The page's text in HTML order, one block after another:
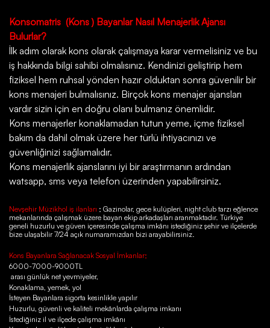
Konsomatris (Kons ) Bayanlar Nasıl Menajerlik Ajansı
Bulurlar?
İlk adım olarak kons olarak çalışmaya karar vermelisiniz ve bu
iş hakkında bilgi sahibi olmalısınız. Kendinizi geliştirip hem
fiziksel hem ruhsal yönden hazır olduktan sonra güvenilir bir
kons menajeri bulmalısınız. Birçok kons menajer ajansları
vardır sizin için en doğru olanı bulmanız önemlidir.
Kons menajerler konaklamadan tutun yeme, içme fiziksel
bakım da dahil olmak üzere her türlü ihtiyacınızı ve
güvenliğinizi sağlamalıdır.
Kons menajerlik ajanslarını iyi bir araştırmanın ardından
watsapp, sms veya telefon üzerinden yapabilirsiniz.
Nevşehir Müzikhol iş ilanları ; Gazinolar, gece kulüpleri, night club tarzı eğlence
mekanlarında çalışmak üzere bayan ekip arkadaşları aranmaktadır. Türkiye
geneli huzurlu ve güven içeresinde çalışma imkânı istediğiniz şehir ve ilçelerde
bize ulaşabilir 7/24 açık numaramızdan bizi arayabilirsiniz.
Kons Bayanlara Sağlanacak Sosyal İmkanlar;
6000-7000-9000TL
arası günlük net yevmiyeler,
Konaklama, yemek, yol
İsteyen Bayanlara sigorta kesinlikle yapılır
Huzurlu, güvenli ve kaliteli mekânlarda çalışma imkanı
İstediğiniz il ve ilçede çalışma imkânı